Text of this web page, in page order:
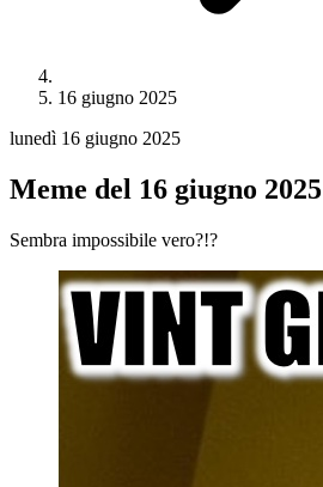
16 giugno 2025
lunedì 16 giugno 2025
Meme del 16 giugno 2025
Sembra impossibile vero?!?